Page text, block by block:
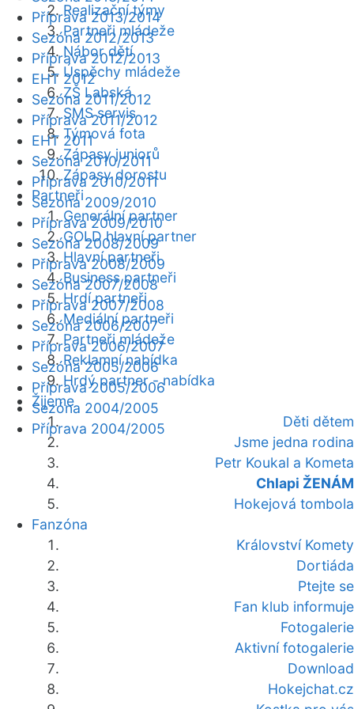
Realizační týmy
Partneři mládeže
Nábor dětí
Úspěchy mládeže
ZŠ Labská
SMS servis
Týmová fota
Zápasy juniorů
Zápasy dorostu
Partneři
Generální partner
GOLD hlavní partner
Hlavní partneři
Business partneři
Hrdí partneři
Mediální partneři
Partneři mládeže
Reklamní nabídka
Hrdý partner - nabídka
Žijeme
Děti dětem
Jsme jedna rodina
Petr Koukal a Kometa
Chlapi ŽENÁM
Hokejová tombola
Fanzóna
Království Komety
Dortiáda
Ptejte se
Fan klub informuje
Fotogalerie
Aktivní fotogalerie
Download
Hokejchat.cz
Příprava 2013/2014
Sezóna 2012/2013
Příprava 2012/2013
EHT 2012
Sezóna 2011/2012
Příprava 2011/2012
EHT 2011
Sezóna 2010/2011
Příprava 2010/2011
Sezóna 2009/2010
Příprava 2009/2010
Sezóna 2008/2009
Příprava 2008/2009
Sezóna 2007/2008
Příprava 2007/2008
Sezóna 2006/2007
Příprava 2006/2007
Sezóna 2005/2006
Příprava 2005/2006
Sezóna 2004/2005
Příprava 2004/2005